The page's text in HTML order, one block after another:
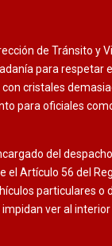
de Tránsito y
para respetar
cristales
para oficiales
del
el Artículo 56 del
particulares o
ver al interior